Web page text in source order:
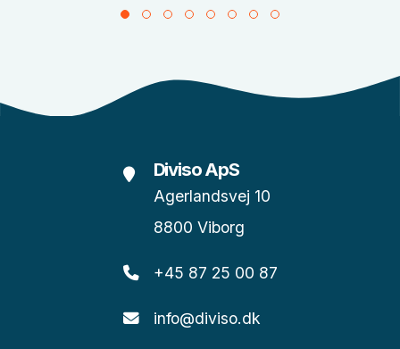
Diviso ApS
Agerlandsvej 10
8800 Viborg
+45 87 25 00 87
info@diviso.dk